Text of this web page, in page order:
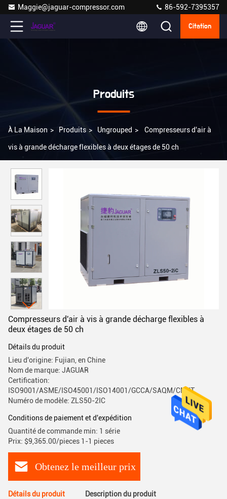
Maggie@jaguar-compressor.com 86-592-7395357
Citation
Produits
À La Maison > Produits > Ungrouped > Compresseurs d'air à
vis à grande décharge flexibles à deux étages de 50 ch
Compresseurs d'air à vis à grande décharge flexibles à
deux étages de 50 ch
Détails du produit
Lieu d'origine: Fujian, en Chine
Nom de marque: JAGUAR
Certification:
ISO9001/ASME/ISO45001/ISO14001/GCCA/SAQM/CMIIT
Numéro de modèle: ZLS50-2IC
Conditions de paiement et d'expédition
Quantité de commande min: 1 série
Prix: $9,365.00/pieces 1-1 pieces
Obtenez le meilleur prix
Détails du produit Description du produit